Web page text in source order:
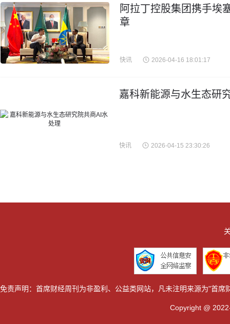
阿拉丁控股集团携手埃
章
快讯 2026-04-16 18:01:17
嘉科新能源与水生态研
快讯 2026-04-15 23:30:26
免责声明：首席财经周刊为非盈利、公益类网站，凡未注明来源为"首
Copyright @